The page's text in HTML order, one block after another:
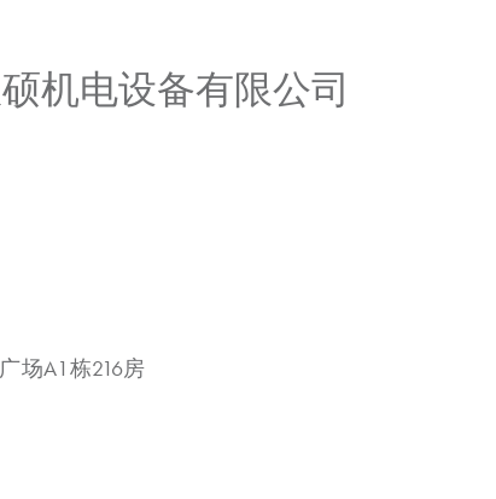
机电设备有限公司
场A1栋216房